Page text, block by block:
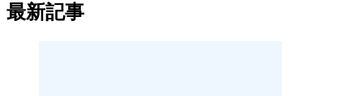
最新記事